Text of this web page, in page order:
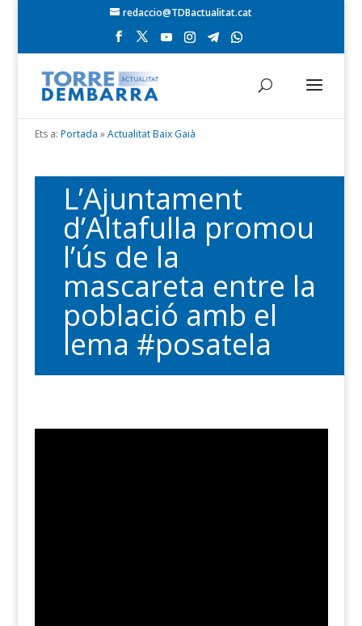
redaccio@TDBactualitat.cat
Ets a: Portada »Actualitat Baix Gaià
L’Ajuntament
d’Altafulla promou
l’ús de la
mascareta entre la
població amb el
lema #posatela